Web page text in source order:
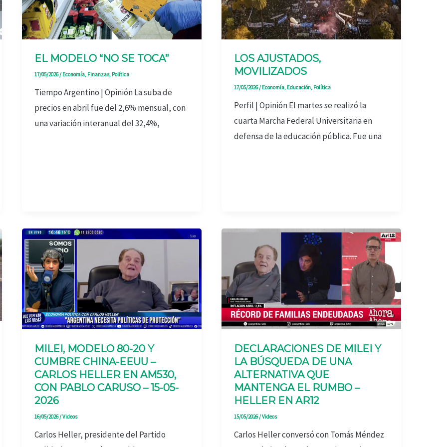
EL MODELO “NO SE TOCA”
17/05/2026/ Economía, Finanzas, Política
Tiempo Argentino | Opinión La suba de
precios en abril fue del 2,6% mensual, con
una variación interanual del 32,4%,
LOS AJUSTADOS,
MOVILIZADOS
17/05/2026/ Economía, Educación, Política
Perfil | Opinión El martes se realizó la
cuarta Marcha Federal Universitaria en
defensa de la educación pública. Fue una
MILEI, MODELO 80-20 Y
CUMBRE CHINA-EEUU –
CARLOS HELLER EN AM530,
CON PABLO CARUSO – 15-05-
2026
16/05/2026/Videos
Carlos Heller, presidente del Partido
DECLARACIONES DE MILEI Y
LA BÚSQUEDA DE UNA
ALTERNATIVA QUE
MANTENGA EL RUMBO –
HELLER EN AR12
15/05/2026/Videos
Carlos Heller conversó con Tomás Méndez